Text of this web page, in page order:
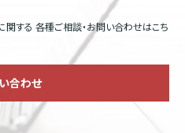
関する 各種ご相談・お問い合わせはこち
合わせ